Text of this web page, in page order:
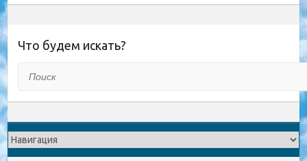
Что будем искать?